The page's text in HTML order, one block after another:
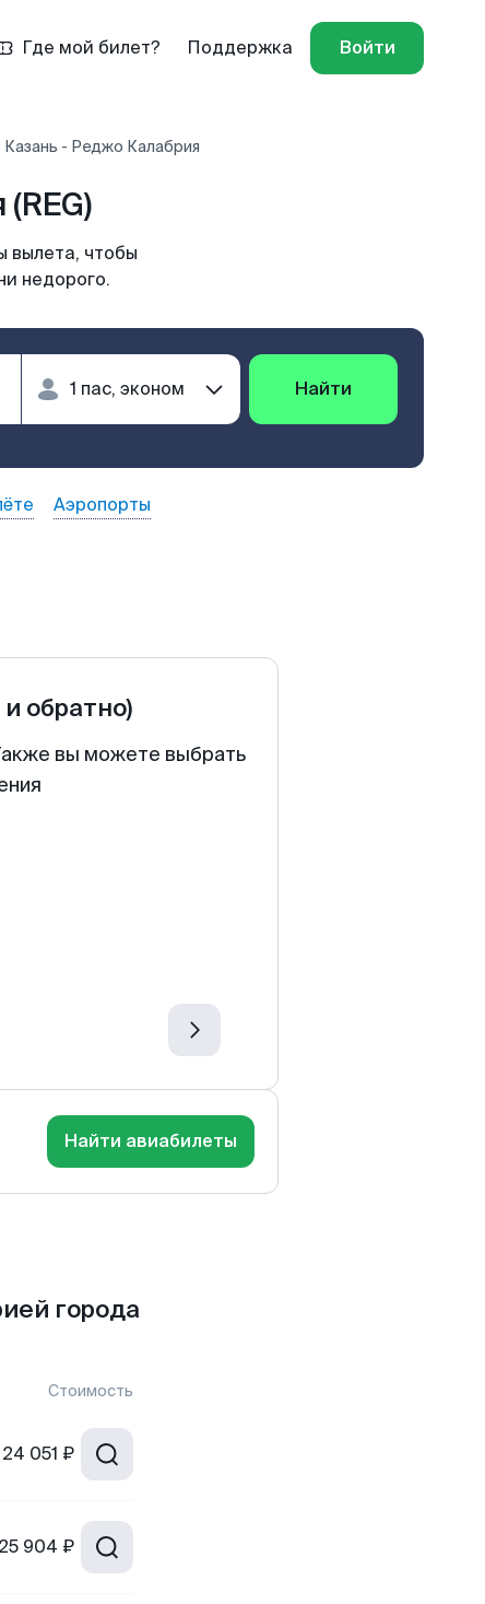
Где мой билет? Поддержка Войти
Казань - Реджо Калабрия
вылета, чтобы
недорого.
Найти
Аэропорты
и обратно)
вы можете выбрать
Найти авиабилеты
города
Стоимость
24 051 ₽
25 904 ₽